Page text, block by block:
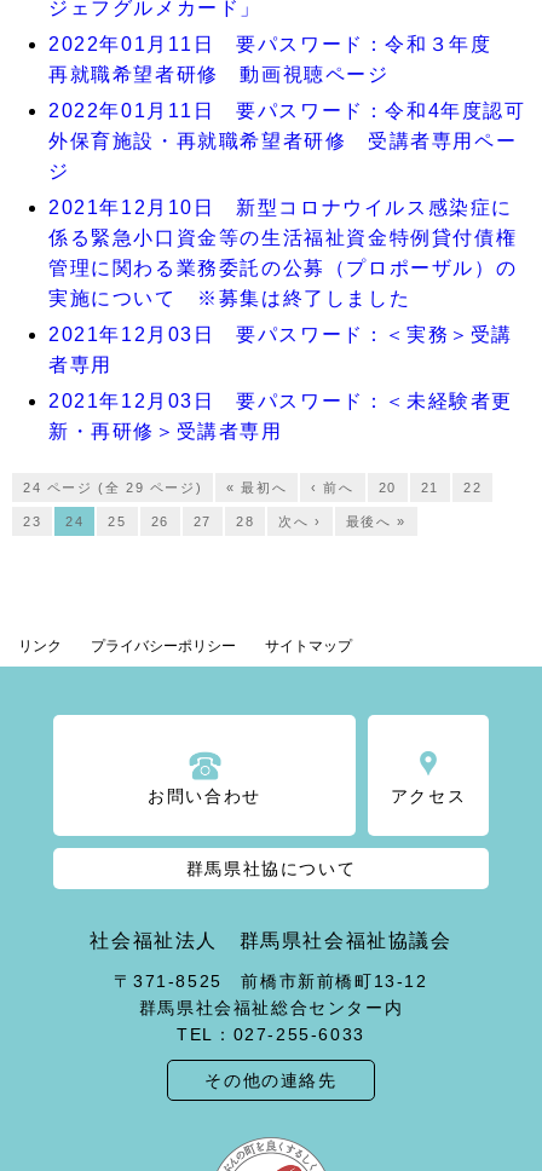
ジェフグルメカード」
2022年01月11日 要パスワード：令和３年度
再就職希望者研修 動画視聴ページ
2022年01月11日 要パスワード：令和4年度認可
外保育施設・再就職希望者研修 受講者専用ペー
ジ
2021年12月10日 新型コロナウイルス感染症に
係る緊急小口資金等の生活福祉資金特例貸付債権
管理に関わる業務委託の公募（プロポーザル）の
実施について ※募集は終了しました
2021年12月03日 要パスワード：＜実務＞受講
者専用
2021年12月03日 要パスワード：＜未経験者更
新・再研修＞受講者専用
24 ページ (全 29 ページ) « 最初へ ‹ 前へ 20 21 22
23 24 25 26 27 28 次へ › 最後へ »
リンク プライバシーポリシー サイトマップ
お問い合わせ アクセス
群馬県社協について
社会福祉法人 群馬県社会福祉協議会
〒371-8525 前橋市新前橋町13-12
群馬県社会福祉総合センター内
TEL：027-255-6033
その他の連絡先